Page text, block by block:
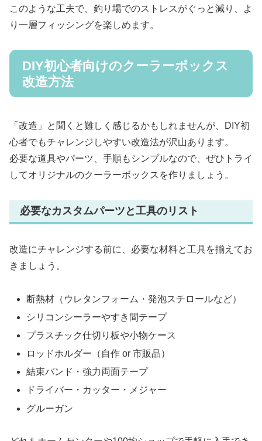
このような工夫で、釣り場でのストレスがぐっと減り、よ
り一層フィッシングを楽しめます。
DIY初心者向けのクーラーボックス
改造方法
「改造」と聞くと難しく感じるかもしれませんが、DIY初
心者でもチャレンジしやすい改造法が沢山あります。
必要な道具やパーツ、手順もシンプルなので、ぜひトライ
してオリジナルのクーラーボックスを作りましょう。
必要なカスタムパーツと工具のリスト
改造にチャレンジする前に、必要な材料と工具を揃えてお
きましょう。
断熱材（ウレタンフォーム・発泡スチロールなど）
シリコンシーラーやすき間テープ
プラスチック仕切り板や小物ケース
ロッドホルダー（自作 or 市販品）
結束バンド・強力両面テープ
ドライバー・カッター・メジャー
グルーガン